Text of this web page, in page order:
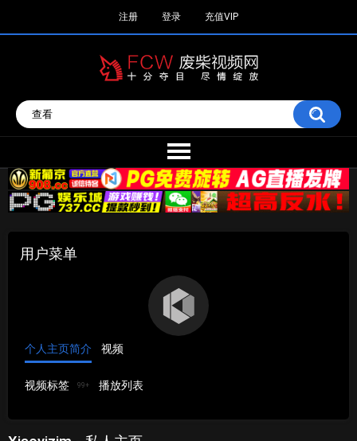
注册 登录 充值VIP
用户菜单
个人主页简介 视频
视频标签 99+ 播放列表